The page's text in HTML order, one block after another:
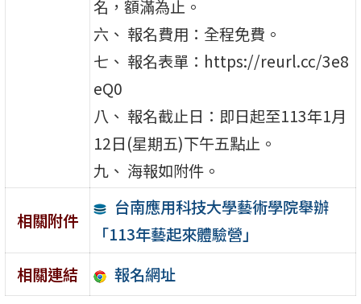
名，額滿為止。
六、 報名費用：全程免費。
七、 報名表單：https://reurl.cc/3e8
eQ0
八、 報名截止日：即日起至113年1月
12日(星期五)下午五點止。
九、 海報如附件。
相關附件
台南應用科技大學藝術學院舉辦
「113年藝起來體驗營」
相關連結
報名網址